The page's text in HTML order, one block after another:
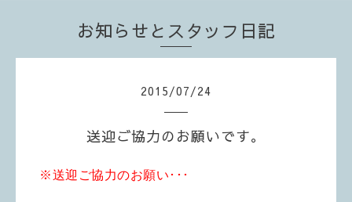
お知らせとスタッフ日記
2015/07/24
送迎ご協力のお願いです。
※送迎ご協力のお願い･･･